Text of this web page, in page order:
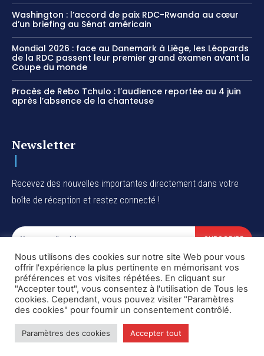
Washington : l’accord de paix RDC-Rwanda au cœur
d’un briefing au Sénat américain
Mondial 2026 : face au Danemark à Liège, les Léopards
de la RDC passent leur premier grand examen avant la
Coupe du monde
Procès de Rebo Tchulo : l’audience reportée au 4 juin
après l’absence de la chanteuse
Newsletter
Recevez des nouvelles importantes directement dans votre
boîte de réception et restez connecté !
SUBSCRIBE
I've read and accept thePrivacy Policy.
Copyright © DiaspoRDC. All rights reserved
Nous utilisons des cookies sur notre site Web pour vous
offrir l'expérience la plus pertinente en mémorisant vos
préférences et vos visites répétées. En cliquant sur
"Accepter tout", vous consentez à l'utilisation de Tous les
cookies. Cependant, vous pouvez visiter "Paramètres
des cookies" pour fournir un consentement contrôlé.
Paramètres des cookies Accepter tout